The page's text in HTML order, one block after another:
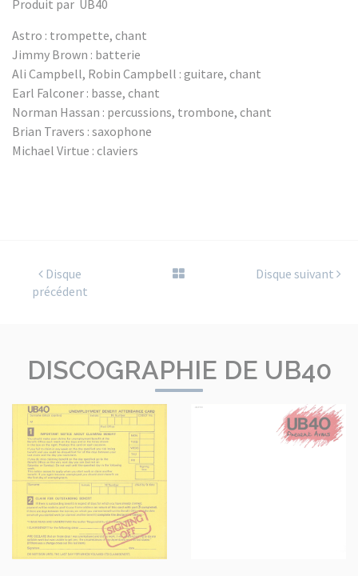
Produit par UB40
Astro : trompette, chant
Jimmy Brown : batterie
Ali Campbell, Robin Campbell : guitare, chant
Earl Falconer : basse, chant
Norman Hassan : percussions, trombone, chant
Brian Travers : saxophone
Michael Virtue : claviers
Disque
précédent
Disque suivant
DISCOGRAPHIE DE UB40